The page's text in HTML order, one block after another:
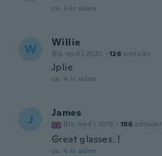
ca. 4 år siden
W Willie
Ble med i 2020 · 126 omtaler
Jplie
ca. 4 år siden
J James
Ble med i 2015 · 186 omtaler
Great glasses. !
ca. 4 år siden